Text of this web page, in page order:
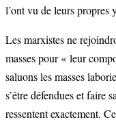
l’ont vu de leurs propres
Les marxistes ne
masses pour « leur
saluons les masses
s’être défendues et faire
ressentent exactement.